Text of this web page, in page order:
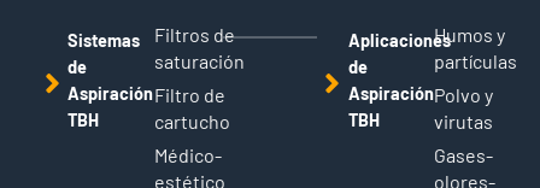
Sistemas
de
Aspiración
TBH
Filtros de
saturación
Filtro de
cartucho
Médico-
estético
Aplicaciones
de
Aspiración
TBH
Humos y
partículas
Polvo y
virutas
Gases-
olores-